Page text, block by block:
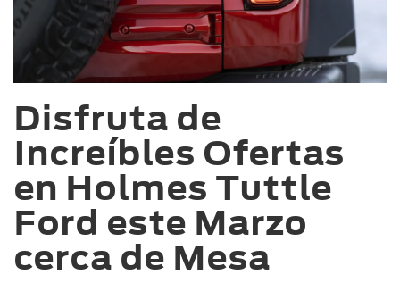
Disfruta de
Increíbles Ofertas
en Holmes Tuttle
Ford este Marzo
cerca de Mesa